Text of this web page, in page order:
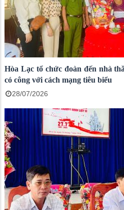
Hòa Lạc tổ chức đoàn đến nhà
có công với cách mạng tiêu biểu
28/07/2026